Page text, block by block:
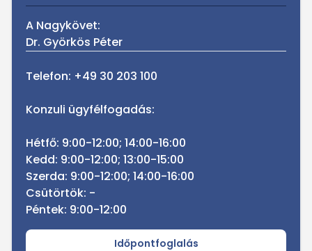
A Nagykövet:
Dr. Györkös Péter
Telefon: +49 30 203 100
Konzuli ügyfélfogadás:
Hétfő: 9:00-12:00; 14:00-16:00
Kedd: 9:00-12:00; 13:00-15:00
Szerda: 9:00-12:00; 14:00-16:00
Csütörtök: -
Péntek: 9:00-12:00
Időpontfoglalás